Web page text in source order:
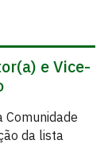
e Vice-
Comunidade
da lista